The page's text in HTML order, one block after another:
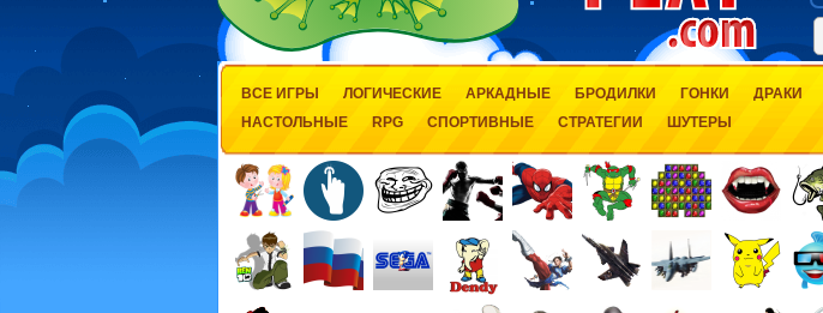
ВСЕ ИГРЫ ЛОГИЧЕСКИЕ АРКАДНЫЕ БРОДИЛКИ ГОНКИ ДРАКИ
НАСТОЛЬНЫЕ
RPG СПОРТИВНЫЕ СТРАТЕГИИ ШУТЕРЫ